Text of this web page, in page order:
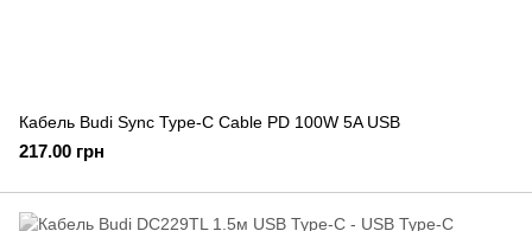
Кабель Budi Sync Type-C Cable PD 100W 5A USB
217.00 грн